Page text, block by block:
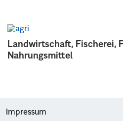
Landwirtschaft, Fischerei,
Nahrungsmittel
Impressum